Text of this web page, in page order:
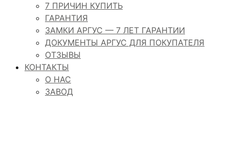
7 ПРИЧИН КУПИТЬ
ГАРАНТИЯ
ЗАМКИ АРГУС — 7 ЛЕТ ГАРАНТИИ
ДОКУМЕНТЫ АРГУС ДЛЯ ПОКУПАТЕЛЯ
ОТЗЫВЫ
КОНТАКТЫ
О НАС
ЗАВОД